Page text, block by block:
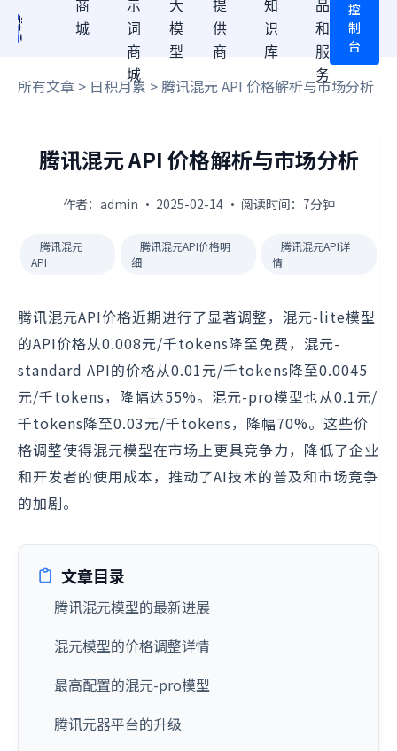
商
城
示
词
商
城
大
模
型
提
供
商
知
识
库
品
和
服
务
控
制
台
所有文章 > 日积月累 > 腾讯混元 API 价格解析与市场分析
腾讯混元 API 价格解析与市场分析
作者：admin · 2025-02-14 · 阅读时间：7分钟
腾讯混元
API
腾讯混元API价格明
细
腾讯混元API详
情
腾讯混元API价格近期进行了显著调整，混元-lite模型
的API价格从0.008元/千tokens降至免费，混元-
standard API的价格从0.01元/千tokens降至0.0045
元/千tokens，降幅达55%。混元-pro模型也从0.1元/
千tokens降至0.03元/千tokens，降幅70%。这些价
格调整使得混元模型在市场上更具竞争力，降低了企业
和开发者的使用成本，推动了AI技术的普及和市场竞争
的加剧。
文章目录
腾讯混元模型的最新进展
混元模型的价格调整详情
最高配置的混元-pro模型
腾讯元器平台的升级